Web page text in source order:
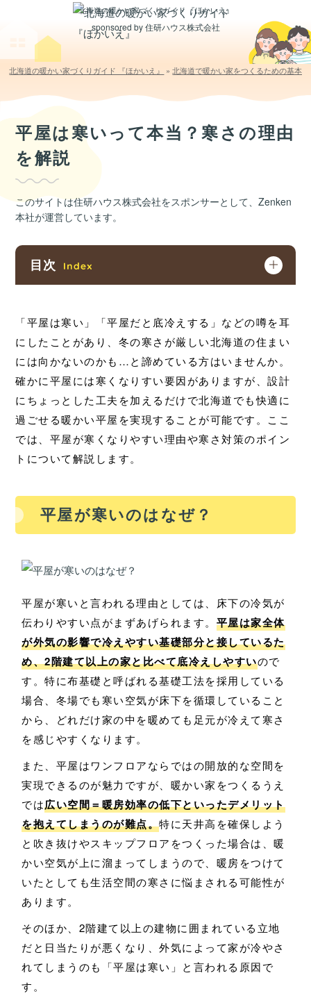
北海道の暖かい家づくりガイド 『ほかいえ』
sponsored by 住研ハウス株式会社
北海道の暖かい家づくりガイド 『ほかいえ』 »北海道で暖かい家をつくるための基本
平屋は寒いって本当？寒さの理由
を解説
このサイトは住研ハウス株式会社をスポンサーとして、Zenken
本社が運営しています。
目次
「平屋は寒い」「平屋だと底冷えする」などの噂を耳
にしたことがあり、冬の寒さが厳しい北海道の住まい
には向かないのかも…と諦めている方はいませんか。
確かに平屋には寒くなりすい要因がありますが、設計
にちょっとした工夫を加えるだけで北海道でも快適に
過ごせる暖かい平屋を実現することが可能です。ここ
では、平屋が寒くなりやすい理由や寒さ対策のポイン
トについて解説します。
平屋が寒いのはなぜ？
平屋が寒いと言われる理由としては、床下の冷気が
伝わりやすい点がまずあげられます。 平屋は家全体
が外気の影響で冷えやすい基礎部分と接しているた
め、2階建て以上の家と比べて底冷えしやすいので
す。特に布基礎と呼ばれる基礎工法を採用している
場合、冬場でも寒い空気が床下を循環していること
から、どれだけ家の中を暖めても足元が冷えて寒さ
を感じやすくなります。
また、平屋はワンフロアならではの開放的な空間を
実現できるのが魅力ですが、暖かい家をつくるうえ
では広い空間＝暖房効率の低下といったデメリット
を抱えてしまうのが難点。特に天井高を確保しよう
と吹き抜けやスキップフロアをつくった場合は、暖
かい空気が上に溜まってしまうので、暖房をつけて
いたとしても生活空間の寒さに悩まされる可能性が
あります。
そのほか、2階建て以上の建物に囲まれている立地
だと日当たりが悪くなり、外気によって家が冷やさ
れてしまうのも「平屋は寒い」と言われる原因で
す。